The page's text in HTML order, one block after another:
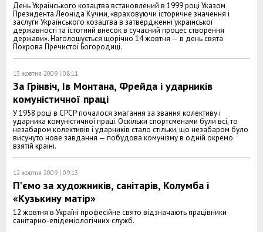
День Українського козацтва встановлений в 1999 році Указом
Президента Леоніда Кучми, «враховуючи історичне значення і
заслуги Українського козацтва в затвердженні української
державності та істотний внесок в сучасний процес створення
держави». Наголошується щорічно 14 жовтня — в день свята
Покрова Пречистої Богородиці.
13 жовтня 2009 | 08:11
За Грінвіч, Ів Монтана, Фрейда і ударників
комуністичної праці
У 1958 році в СРСР почалося змагання за звання колективу і
ударника комуністичної праці. Оскільки спортсменами були всі, то
незабаром колективів і ударників стало стільки, що незабаром було
висунуто нове завдання — побудова комунізму в одній окремо
взятій країні.
12 жовтня 2009 | 09:13
П'ємо за художників, санітарів, Колумба і
«Кузькину матір»
12 жовтня в Україні професійне свято відзначають працівники
санітарно-епідеміологічних служб.